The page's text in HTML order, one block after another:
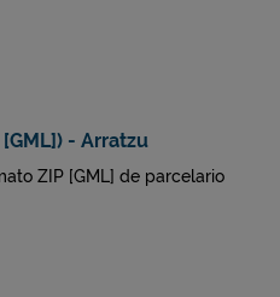
- Arratzu
ZIP [GML] de parcelario